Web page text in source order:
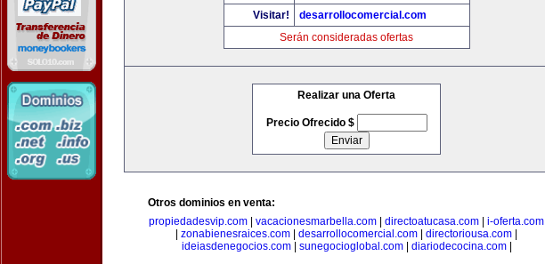
Visitar!
desarrollocomercial.com
Serán consideradas ofertas
Realizar una Oferta
Precio Ofrecido $
Otros dominios en venta:
propiedadesvip.com
vacacionesmarbella.com directoatucasa.com
i-oferta.com
zonabienesraices.com desarrollocomercial.com directoriousa.com
ideiasdenegocios.com| sunegocioglobal.com| diariodecocina.com|